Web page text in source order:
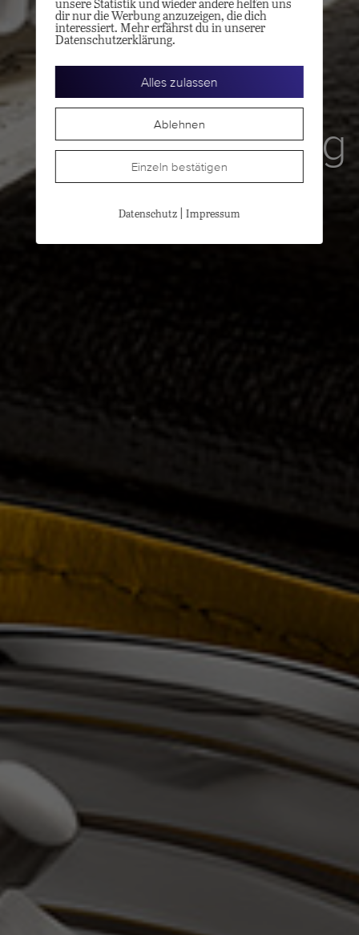
Breitling
unsere Statistik und wieder andere helfen uns
dir nur die Werbung anzuzeigen, die dich
interessiert. Mehr erfährst du in unserer
Datenschutzerklärung.
Alles zulassen
Ablehnen
Einzeln bestätigen
Datenschutz| Impressum